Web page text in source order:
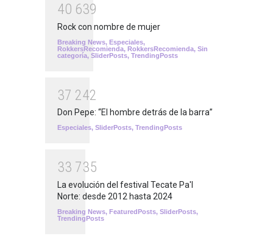
40 639
Rock con nombre de mujer
Breaking News, Especiales,
RokkersRecomienda, RokkersRecomienda, Sin
categoría, SliderPosts, TrendingPosts
37 242
Don Pepe: “El hombre detrás de la barra”
Especiales, SliderPosts, TrendingPosts
33 735
La evolución del festival Tecate Pa'l
Norte: desde 2012 hasta 2024
Breaking News, FeaturedPosts, SliderPosts,
TrendingPosts